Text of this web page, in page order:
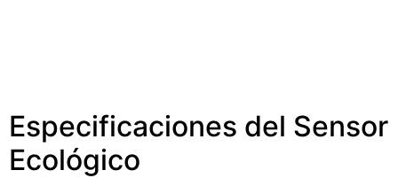
Especificaciones del Sensor
Ecológico